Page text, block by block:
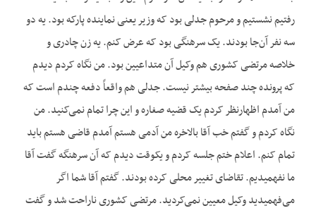
رفتیم نشستیم و مرحوم جدلی بود که وزیر یعنی نماینده پارکه بود. یه دو
سه نفر آن‌جا بودند. یک سرهنگی بود که عرض کنم. یه زن چادری و
خلاصه مرتضی کشوری هم وکیل آن متداعیین بود. من نگاه کردم دیدم
که پرونده چند صفحه بیشتر نیست. جدلی هم واقعاً دفعه چندم است که
من آمدم اظهارنظر کردم یک قضیه صغاره و این چرا تمام نمی‌کنید. من
نگاه کردم و گفتم خب آقا بالاخره من آدمی هستم آمدم قاضی هستم باید
تمام کنم. اعلام ختم جلسه کردم و یکوقت دیدم که آن سرهنگه گفت آقا
ما نفهمیدیم. تقاضای تغییر محلی کرده بودند. گفتم آقا شما اگر
می‌فهمیدید وکیل معیین نمی‌کردید. مرتضی کشوری ناراحت شد و گفت